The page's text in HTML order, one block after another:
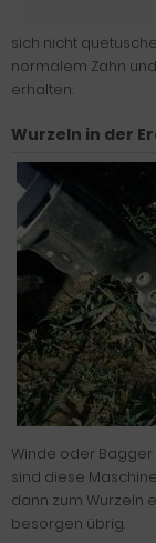
sich nicht
normalem Zahn
erhalten.
Wurzeln in der
Winde oder Bagger
sind diese
dann zum Wurzeln
besorgen übrig.